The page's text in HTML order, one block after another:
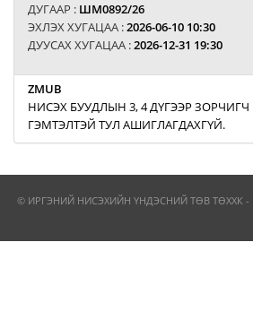
ДУГААР : ШМ0892/26
ЭХЛЭХ ХУГАЦАА :2026-06-10 10:30
ДУУСАХ ХУГАЦАА :2026-12-31 19:30
ZMUB
НИСЭХ БУУДЛЫН 3, 4 ДҮГЭЭР
ГЭМТЭЛТЭЙ ТУЛ АШИГЛАГДАХГҮЙ.
© ИРГЭНИЙ НИСЭХИЙН ҮНДЭСНИЙ ТӨВ ТӨХХК